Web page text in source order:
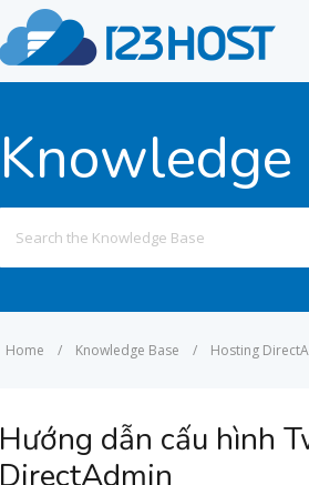
Knowledge
for:
Home / Knowledge Base / Hosting
Hướng dẫn cấu hình
DirectAdmin